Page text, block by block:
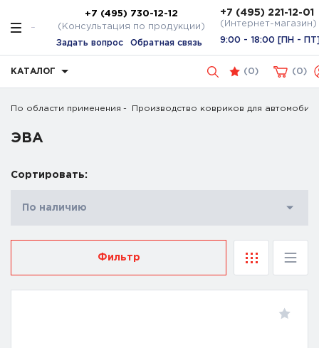
+7 (495) 730-12-12
(Консультация по продукции)
Задать вопрос Обратная связь
+7 (495) 221-12-01
(Интернет-магазин)
9:00 - 18:00 [ПН -
КАТАЛОГ (0) 0
По области применения Производство ковриков для
ЭВА
Сортировать:
По наличию
Фильтр